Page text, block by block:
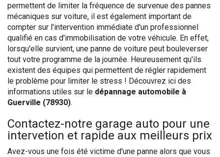
permettent de limiter la fréquence de survenue des pannes
mécaniques sur voiture, il est également important de
compter sur l'intervention immédiate d'un professionnel
qualifié en cas d'immobilisation de votre véhicule. En effet,
lorsqu'elle survient, une panne de voiture peut bouleverser
tout votre programme de la journée. Heureusement qu'ils
existent des équipes qui permettent de régler rapidement
le problème pour limiter le stress ! Découvrez ici des
informations utiles sur le dépannage automobile à
Guerville (78930).
Contactez-notre garage auto pour une
intervetion et rapide aux meilleurs prix
Avez-vous une fois été victime d'une panne alors que vous